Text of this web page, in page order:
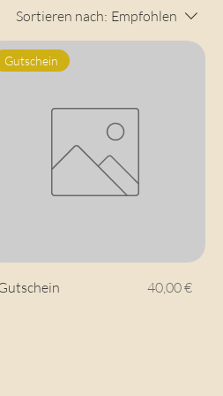
Sortieren nach: Empfohlen
Gutschein
Preis
40,00 €